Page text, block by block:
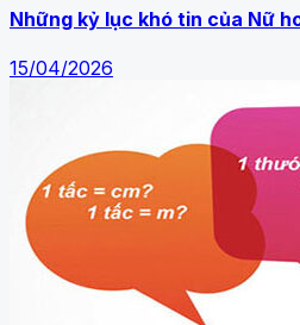
Những kỷ lục khó tin của Nữ
15/04/2026